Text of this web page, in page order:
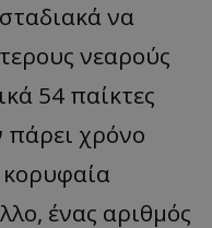
να
νεαρούς
54 παίκτες
χρόνο
ένας αριθμός